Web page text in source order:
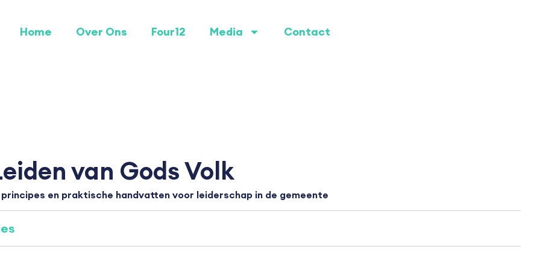
Home Over Ons Four12 Media Contact
van Gods Volk
en praktische handvatten voor leiderschap in de gemeente